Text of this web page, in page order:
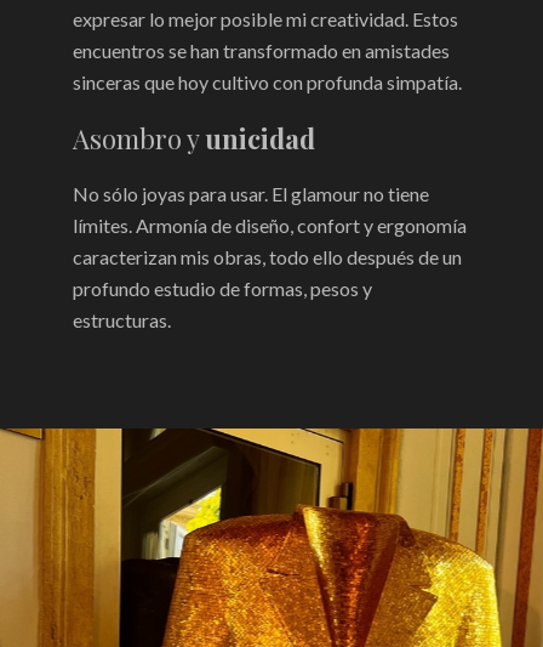
expresar lo mejor posible mi creatividad. Estos
encuentros se han transformado en amistades
sinceras que hoy cultivo con profunda simpatía.
Asombro yunicidad
No sólo joyas para usar. El glamour no tiene
límites. Armonía de diseño, confort y ergonomía
caracterizan mis obras, todo ello después de un
profundo estudio de formas, pesos y
estructuras.